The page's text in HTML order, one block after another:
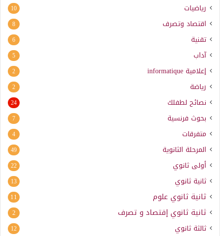
رياضيات 10
اقتصاد وتصرف 8
تقنية 6
آداب 5
إعلامية informatique
2
رياضة 2
نصائح لطفلك 24
بحوث فرنسية 7
متفرقات 4
المرحلة الثانوية 49
أولى ثانوي 22
ثانية ثانوي 13
ثانية ثانوي علوم 11
ثانية ثانوي إقتصاد و تصرف 2
ثالثة ثانوي 12